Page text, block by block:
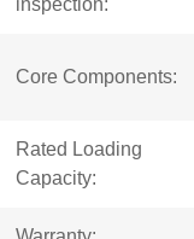
inspection:
Core Components:
Rated Loading
Capacity: